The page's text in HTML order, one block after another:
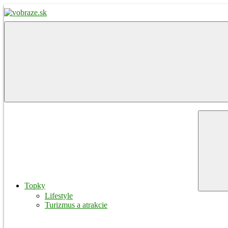
Skip
to
Menu
Topky
Lifestyle
Turizmus a atrakcie